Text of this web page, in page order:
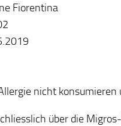
Fiorentina
nicht konsumieren
über die